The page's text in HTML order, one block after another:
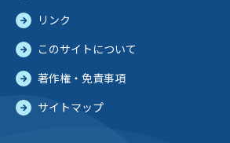
リンク
このサイトについて
著作権・免責事項
サイトマップ